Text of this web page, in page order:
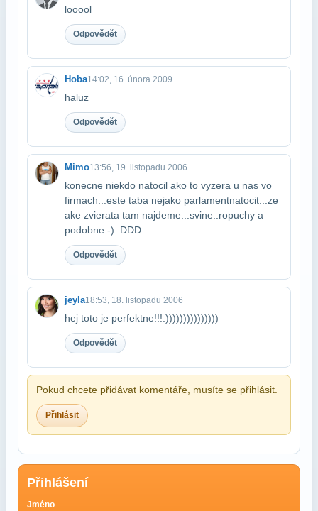
looool
Odpovědět
Hoba14:02, 16. února 2009
haluz
Odpovědět
Mimo13:56, 19. listopadu 2006
konecne niekdo natocil ako to vyzera u nas vo
firmach...este taba nejako parlament​natocit...ze
ake zvierata tam najdeme...svine..ropuchy a
podobne:-)..DDD
Odpovědět
jeyla18:53, 18. listopadu 2006
hej toto je perfektne!!!:)))))))))))))))
Odpovědět
Pokud chcete přidávat komentáře, musíte se přihlásit.
Přihlásit
Přihlášení
Jméno